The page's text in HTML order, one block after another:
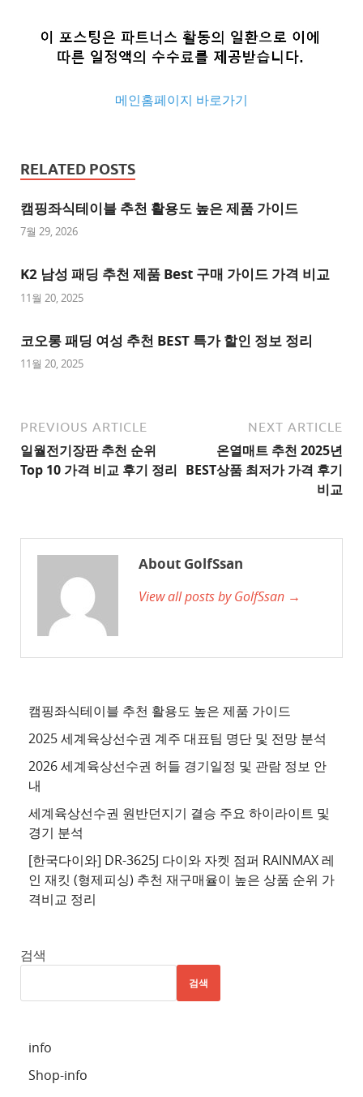
메인홈페이지 바로가기
사
이
트
천
사
트
1
사
이
트
천
이
트
추
사
이
트
사
이
추
사
RELATED POSTS
캠핑좌식테이블 추천 활용도 높은 제품 가이드
7월 29, 2026
K2 남성 패딩 추천 제품 Best 구매 가이드 가격 비교
11월 20, 2025
코오롱 패딩 여성 추천 BEST 특가 할인 정보 정리
11월 20, 2025
PREVIOUS ARTICLE
일월전기장판 추천 순위
Top 10 가격 비교 후기 정리
NEXT ARTICLE
온열매트 추천 2025년
BEST상품 최저가 가격 후기
비교
About GolfSsan
View all posts by GolfSsan →
캠핑좌식테이블 추천 활용도 높은 제품 가이드
2025 세계육상선수권 계주 대표팀 명단 및 전망 분석
2026 세계육상선수권 허들 경기일정 및 관람 정보 안
내
세계육상선수권 원반던지기 결승 주요 하이라이트 및
경기 분석
[한국다이와] DR-3625J 다이와 자켓 점퍼 RAINMAX 레
인 재킷 (형제피싱) 추천 재구매율이 높은 상품 순위 가
격비교 정리
검색
검색
info
Shop-info